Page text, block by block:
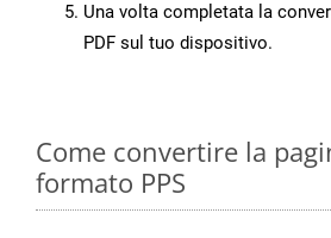
Una volta completata la
PDF sul tuo dispositivo.
Come convertire la
formato PPS